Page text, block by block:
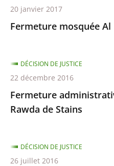
Fermeture mosquée Al
20 janvier 2017
Fermeture
Rawda de Stains
DÉCISION DE JUSTICE
22 décembre 2016
DÉCISION DE JUSTICE
26 juillet 2016